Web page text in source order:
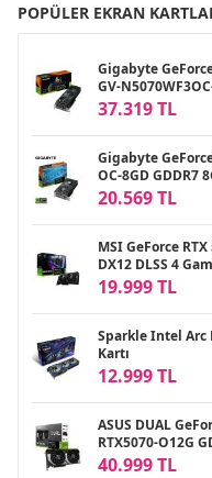
POPÜLER EKRAN
Gigabyte
GV-
Kartı
37.319 TL
Gigabyte
OC-8GD GDDR7
20.569 TL
MSI GeForce
DX12 DLSS 4
19.999 TL
Sparkle Intel Arc
Kartı
12.999 TL
ASUS DUAL
RTX5070-O12G
40.999 TL